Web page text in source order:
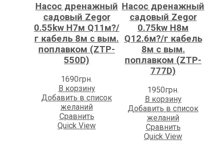
Насос дренажный
садовый Zegor
0.55kw H7м Q11м?/
г кабель 8м с вым.
поплавком (ZTP-
550D)
1690грн.
В корзину
Добавить в список
желаний
Сравнить
Quick View
Насос дренажный
садовый Zegor
0.75kw H8м
Q12.6м?/г кабель
8м с вым.
поплавком (ZTP-
777D)
1950грн.
В корзину
Добавить в список
желаний
Сравнить
Quick View